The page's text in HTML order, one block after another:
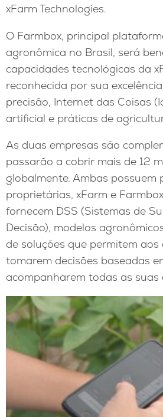
xFarm Technologies.
O Farmbox, principal
agronômica no Brasil, será
capacidades tecnológicas da
reconhecida por sua
precisão, Internet das Coisas
artificial e práticas de
As duas empresas são
passarão a cobrir mais de 12
globalmente. Ambas possuem
proprietárias, xFarm e
fornecem DSS (Sistemas de
Decisão), modelos
de soluções que permitem
tomarem decisões baseadas
acompanharem todas as suas